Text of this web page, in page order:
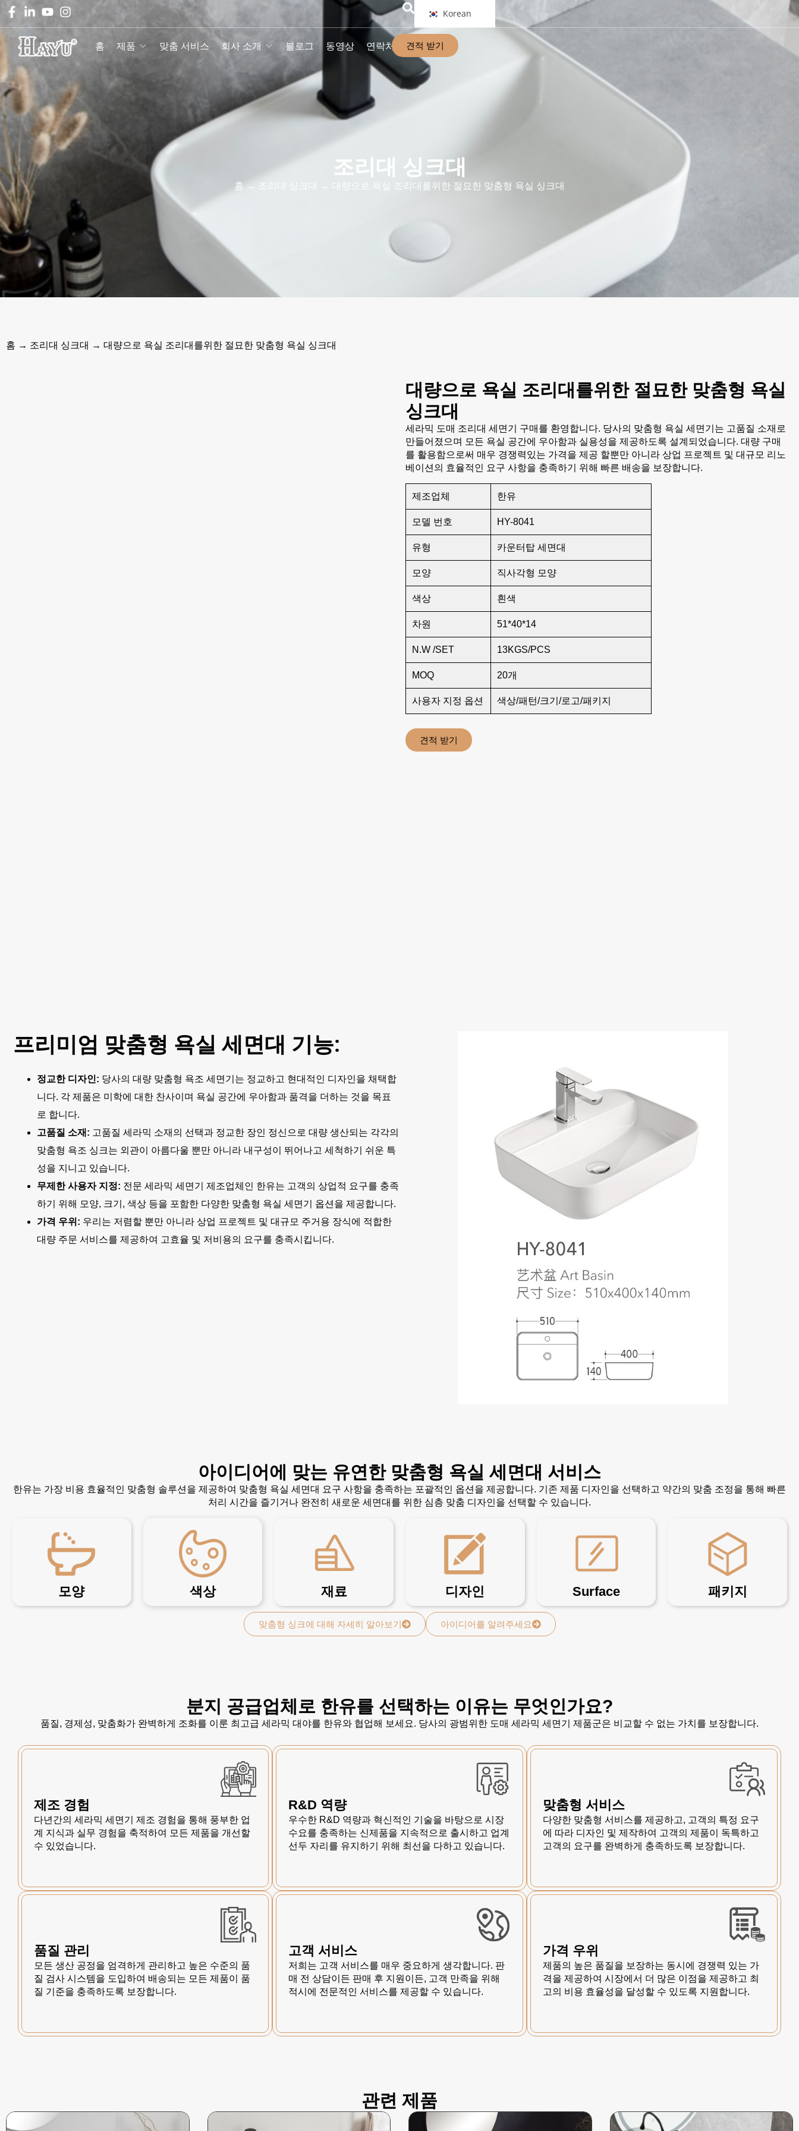
Korean
홈 제품 맞춤 서비스 회사 소개 블로그 동영상 연락처 견적 받기
조리대 싱크대
홈 → 조리대 싱크대 → 대량으로 욕실 조리대를위한 절묘한 맞춤형 욕실 싱크대
홈 → 조리대 싱크대 → 대량으로 욕실 조리대를위한 절묘한 맞춤형 욕실 싱크대
대량으로 욕실 조리대를위한 절묘한 맞춤형 욕실
싱크대
세라믹 도매 조리대 세면기 구매를 환영합니다. 당사의 맞춤형 욕실 세면기는 고품질 소재로
만들어졌으며 모든 욕실 공간에 우아함과 실용성을 제공하도록 설계되었습니다. 대량 구매
를 활용함으로써 매우 경쟁력있는 가격을 제공 할뿐만 아니라 상업 프로젝트 및 대규모 리노
베이션의 효율적인 요구 사항을 충족하기 위해 빠른 배송을 보장합니다.
제조업체 한유
모델 번호 HY-8041
유형 카운터탑 세면대
모양 직사각형 모양
색상 흰색
차원 51*40*14
N.W /SET 13KGS/PCS
MOQ 20개
사용자 지정 옵션 색상/패턴/크기/로고/패키지
견적 받기
프리미엄 맞춤형 욕실 세면대 기능:
정교한 디자인: 당사의 대량 맞춤형 욕조 세면기는 정교하고 현대적인 디자인을 채택합
니다. 각 제품은 미학에 대한 찬사이며 욕실 공간에 우아함과 품격을 더하는 것을 목표
로 합니다.
고품질 소재: 고품질 세라믹 소재의 선택과 정교한 장인 정신으로 대량 생산되는 각각의
맞춤형 욕조 싱크는 외관이 아름다울 뿐만 아니라 내구성이 뛰어나고 세척하기 쉬운 특
성을 지니고 있습니다.
무제한 사용자 지정: 전문 세라믹 세면기 제조업체인 한유는 고객의 상업적 요구를 충족
하기 위해 모양, 크기, 색상 등을 포함한 다양한 맞춤형 욕실 세면기 옵션을 제공합니다.
가격 우위: 우리는 저렴할 뿐만 아니라 상업 프로젝트 및 대규모 주거용 장식에 적합한
대량 주문 서비스를 제공하여 고효율 및 저비용의 요구를 충족시킵니다.
아이디어에 맞는 유연한 맞춤형 욕실 세면대 서비스
한유는 가장 비용 효율적인 맞춤형 솔루션을 제공하여 맞춤형 욕실 세면대 요구 사항을 충족하는 포괄적인 옵션을 제공합니다. 기존 제품 디자인을 선택하고 약간의 맞춤 조정을 통해 빠른
처리 시간을 즐기거나 완전히 새로운 세면대를 위한 심층 맞춤 디자인을 선택할 수 있습니다.
모양 색상 재료 디자인 Surface 패키지
맞춤형 싱크에 대해 자세히 알아보기 아이디어를 알려주세요
분지 공급업체로 한유를 선택하는 이유는 무엇인가요?
품질, 경제성, 맞춤화가 완벽하게 조화를 이룬 최고급 세라믹 대야를 한유와 협업해 보세요. 당사의 광범위한 도매 세라믹 세면기 제품군은 비교할 수 없는 가치를 보장합니다.
제조 경험
다년간의 세라믹 세면기 제조 경험을 통해 풍부한 업
계 지식과 실무 경험을 축적하여 모든 제품을 개선할
수 있었습니다.
R&D 역량
우수한 R&D 역량과 혁신적인 기술을 바탕으로 시장
수요를 충족하는 신제품을 지속적으로 출시하고 업계
선두 자리를 유지하기 위해 최선을 다하고 있습니다.
맞춤형 서비스
다양한 맞춤형 서비스를 제공하고, 고객의 특정 요구
에 따라 디자인 및 제작하여 고객의 제품이 독특하고
고객의 요구를 완벽하게 충족하도록 보장합니다.
품질 관리
모든 생산 공정을 엄격하게 관리하고 높은 수준의 품
질 검사 시스템을 도입하여 배송되는 모든 제품이 품
질 기준을 충족하도록 보장합니다.
고객 서비스
저희는 고객 서비스를 매우 중요하게 생각합니다. 판
매 전 상담이든 판매 후 지원이든, 고객 만족을 위해
적시에 전문적인 서비스를 제공할 수 있습니다.
가격 우위
제품의 높은 품질을 보장하는 동시에 경쟁력 있는 가
격을 제공하여 시장에서 더 많은 이점을 제공하고 최
고의 비용 효율성을 달성할 수 있도록 지원합니다.
관련 제품